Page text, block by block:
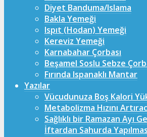
Diyet Banduma/Islama
Bakla Yemeği
Ispıt (Hodan) Yemeği
Kereviz Yemeği
Karnabahar Çorbası
Beşamel Soslu Sebze
Fırında Ispanaklı Mantar
Yazılar
Vücudunuza Boş Kalori
Metabolizma Hızını
Sağlıklı bir Ramazan Ayı
İftardan Sahurda